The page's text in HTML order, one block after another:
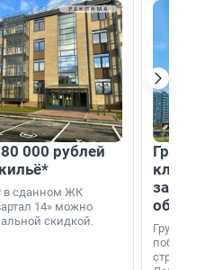
000 рублей
в сданном ЖК
14» можно
скидкой.
Группа